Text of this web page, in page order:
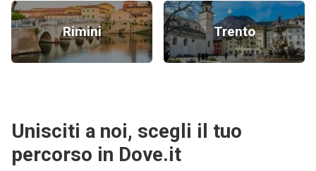
Rimini Trento
Unisciti a noi, scegli il tuo
percorso in Dove.it